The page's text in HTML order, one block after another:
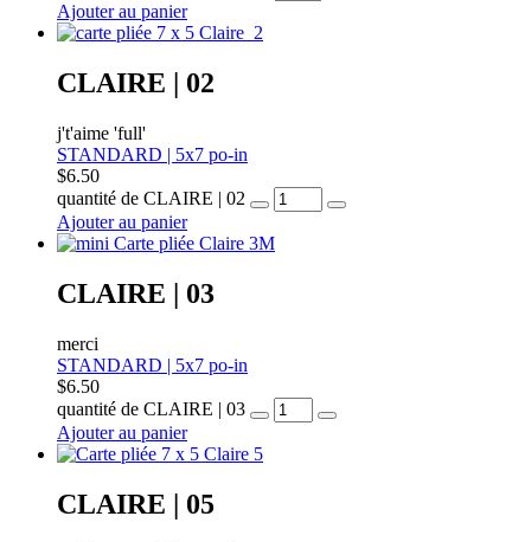
Ajouter au panier
CLAIRE | 02
j't'aime 'full'
STANDARD | 5x7 po-in
$6.50
quantité de CLAIRE | 02
Ajouter au panier
CLAIRE | 03
merci
STANDARD | 5x7 po-in
$6.50
quantité de CLAIRE | 03
Ajouter au panier
CLAIRE | 05